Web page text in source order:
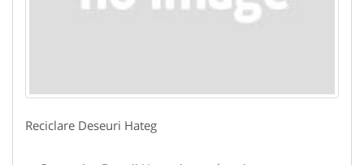
Reciclare Deseuri Hateg